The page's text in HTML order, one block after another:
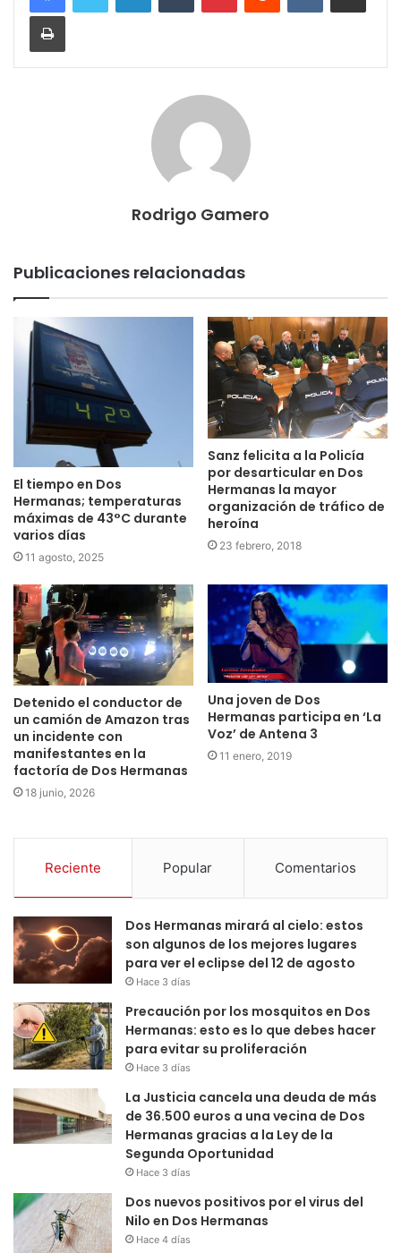
Rodrigo Gamero
Publicaciones relacionadas
El tiempo en Dos
Hermanas; temperaturas
máximas de 43°C durante
varios días
11 agosto, 2025
Sanz felicita a la Policía
por desarticular en Dos
Hermanas la mayor
organización de tráfico de
heroína
23 febrero, 2018
Detenido el conductor de
un camión de Amazon tras
un incidente con
manifestantes en la
factoría de Dos Hermanas
18 junio, 2026
Una joven de Dos
Hermanas participa en ‘La
Voz’ de Antena 3
11 enero, 2019
Reciente Popular Comentarios
Dos Hermanas mirará al cielo: estos
son algunos de los mejores lugares
para ver el eclipse del 12 de agosto
Hace 3 días
Precaución por los mosquitos en Dos
Hermanas: esto es lo que debes hacer
para evitar su proliferación
Hace 3 días
La Justicia cancela una deuda de más
de 36.500 euros a una vecina de Dos
Hermanas gracias a la Ley de la
Segunda Oportunidad
Hace 3 días
Dos nuevos positivos por el virus del
Nilo en Dos Hermanas
Hace 4 días